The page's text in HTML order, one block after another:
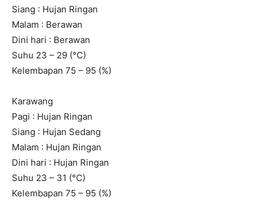
Siang : Hujan Ringan
Malam : Berawan
Dini hari : Berawan
Suhu 23 – 29 (°C)
Kelembapan 75 – 95 (%)
Karawang
Pagi : Hujan Ringan
Siang : Hujan Sedang
Malam : Hujan Ringan
Dini hari : Hujan Ringan
Suhu 23 – 31 (°C)
Kelembapan 75 – 95 (%)